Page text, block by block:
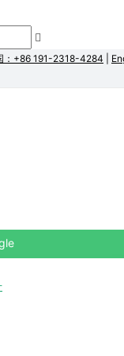
：+86 191-2318-4284